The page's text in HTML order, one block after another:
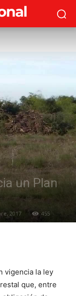
un Plan
2017
455
vigencia la ley
que, entre